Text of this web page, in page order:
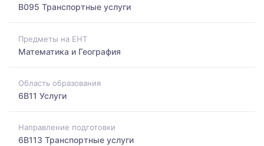
B095 Транспортные услуги
Предметы на ЕНТ
Математика и География
Область образования
6B11 Услуги
Направление подготовки
6B113 Транспортные услуги